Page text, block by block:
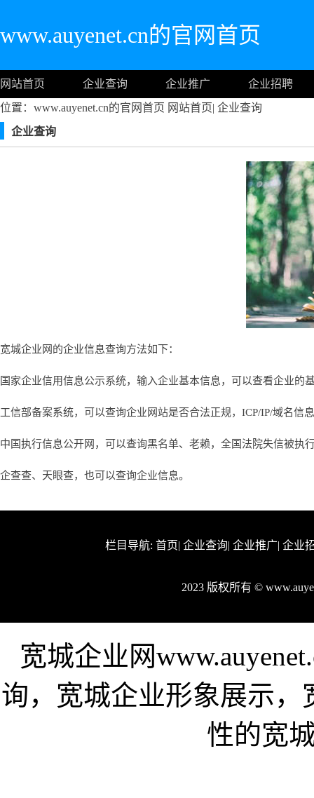
www.auyenet.cn的官网首页
网站首页 企业查询 企业推广
企业招聘
位置：www.auyenet.cn的官网首页 网站首页| 企业查询
企业查询
宽城企业网的企业信息查询方法如下：
国家企业信用信息公示系统，输入企业基本信息，可以查看企业的
工信部备案系统，可以查询企业网站是否合法正规，ICP/IP/域名信
中国执行信息公开网，可以查询黑名单、老赖，全国法院失信被执
企查查、天眼查，也可以查询企业信息。
栏目导航: 首页| 企业查询| 企业推广| 企业
2023 版权所有 ©
宽城企业网
询，宽城企业形象展示
性的宽